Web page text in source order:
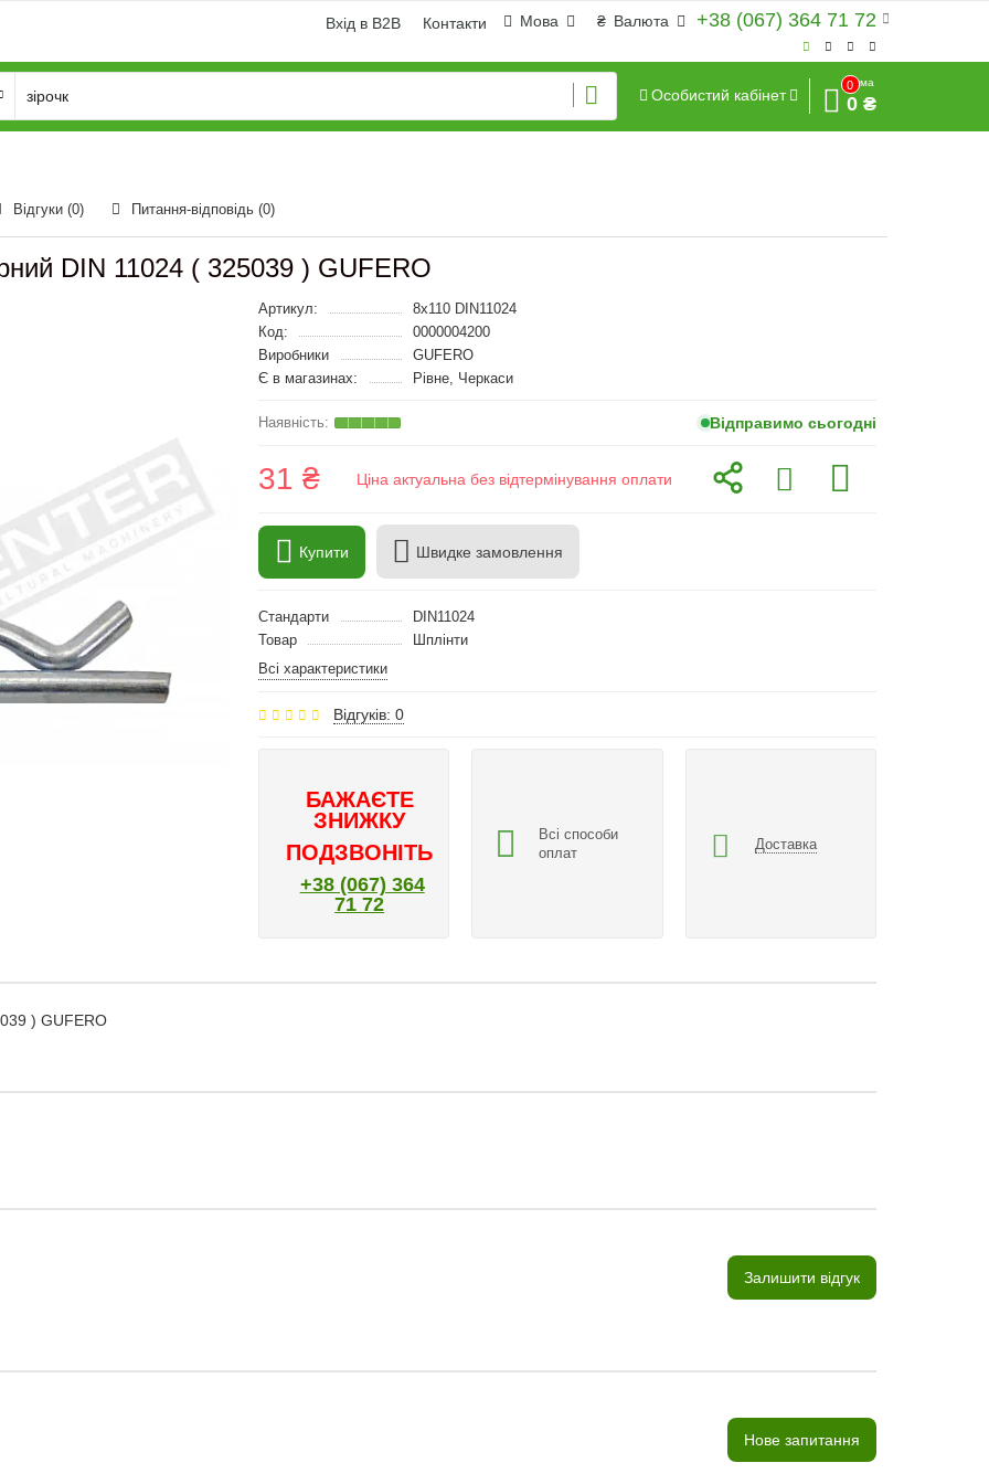
+38 (067) 364 71 72
₴ Валюта
Мова
Вхід в B2B Контакти
Особистий кабінет
0
Сума
0 ₴
Відгуки (0) Питання-відповідь (0)
DIN 11024 ( 325039 ) GUFERO
Артикул:
8x110 DIN11024
Код:
0000004200
Виробники
GUFERO
Є в магазинах:
Рівне, Черкаси
Відправимо сьогодні
31 ₴ Ціна актуальна без відтермінування оплати
Купити Швидке замовлення
Стандарти
DIN11024
Товар
Шплінти
Всі характеристики
Відгуків: 0
БАЖАЄТЕ
ЗНИЖКУ
ПОДЗВОНІТЬ
+38 (067) 364
71 72
Всі способи
оплат
Доставка
) GUFERO
Залишити відгук
Нове запитання